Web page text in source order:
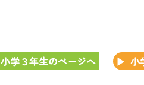
小学３年生のページへ 小